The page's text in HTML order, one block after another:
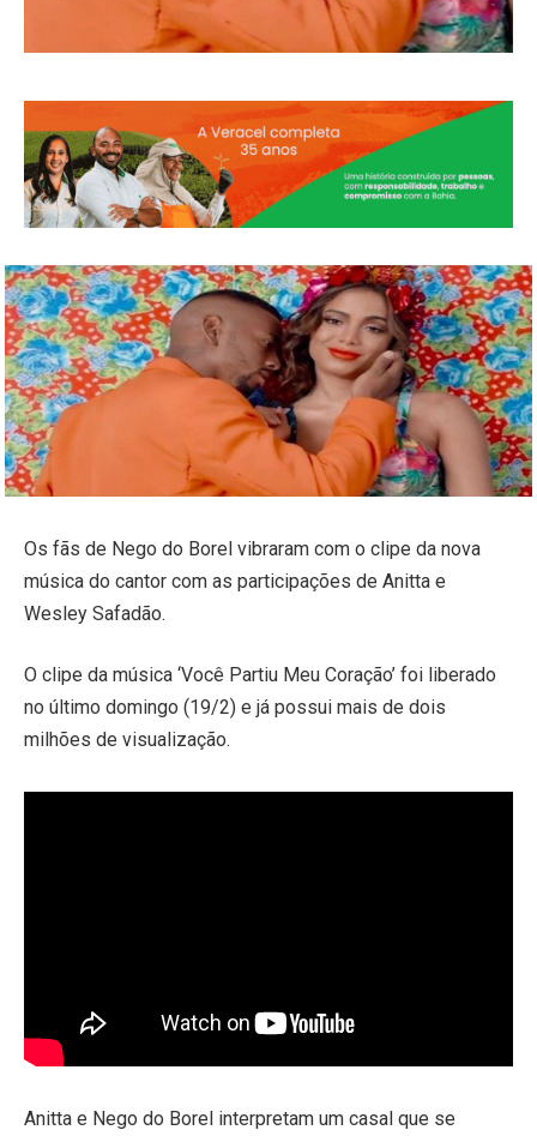
Os fãs de Nego do Borel vibraram com o clipe da nova
música do cantor com as participações de Anitta e
Wesley Safadão.
O clipe da música ‘Você Partiu Meu Coração’ foi liberado
no último domingo (19/2) e já possui mais de dois
milhões de visualização.
Anitta e Nego do Borel interpretam um casal que se